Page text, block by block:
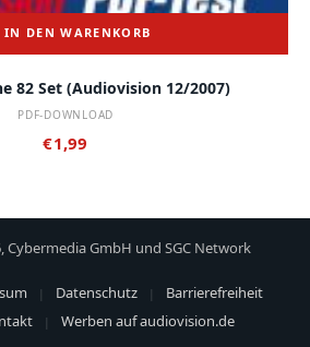
IN DEN WARENKORB
82 Set (audiovision 12/2007)
PDF-DOWNLOAD
€1,99
Cybermedia GmbH und SGC Network
Datenschutz
Barrierefreiheit
Werben auf audiovision.de